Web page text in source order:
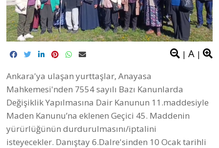
| A |
Ankara'ya ulaşan yurttaşlar, Anayasa
Mahkemesi'nden 7554 sayılı Bazı Kanunlarda
Değişiklik Yapılmasına Dair Kanunun 11.maddesiyle
Maden Kanunu’na eklenen Geçici 45. Maddenin
yürürlüğünün durdurulmasını/iptalini
isteyecekler. Danıştay 6.Dalre'sinden 10 Ocak tarihli